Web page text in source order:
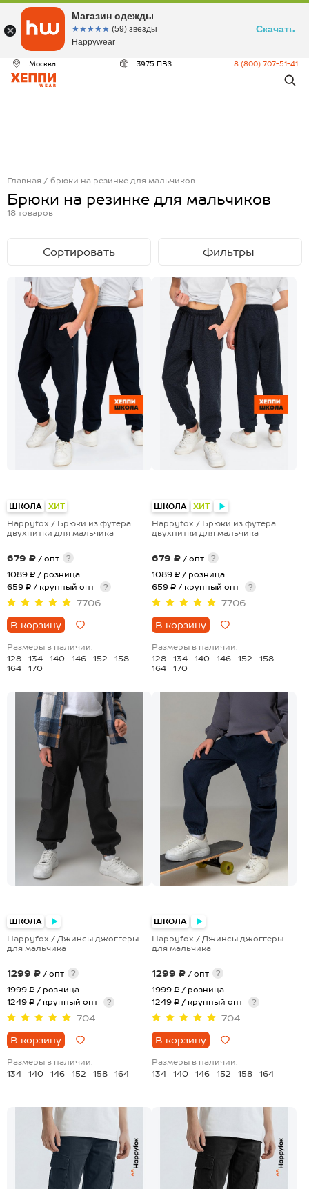
Москва 3975 ПВЗ 8 (800) 707-51-41
Главная брюки на резинке для мальчиков
Брюки на резинке для мальчиков
18 товаров
ШКОЛА ХИТ
Happyfox / Брюки из футера
двухнитки для мальчика
679 ₽ / опт
?
1089 ₽ / розница
659 ₽ / крупный опт
?
7706
В корзину
Размеры в наличии:
128
134 140 146 152
158
164
170
ШКОЛА ХИТ
Happyfox / Брюки из футера
двухнитки для мальчика
679 ₽ / опт
?
1089 ₽ / розница
659 ₽ / крупный опт
?
7706
В корзину
Размеры в наличии:
128
134 140 146 152
158
164
170
ШКОЛА
Happyfox / Джинсы джоггеры
для мальчика
1299 ₽ / опт
?
1999 ₽ / розница
1249 ₽ / крупный опт
?
704
В корзину
Размеры в наличии:
134
140 146 152 158 164
ШКОЛА
Happyfox / Джинсы джоггеры
для мальчика
1299 ₽ / опт
?
1999 ₽ / розница
1249 ₽ / крупный опт
?
704
В корзину
Размеры в наличии:
134
140 146 152 158 164
Магазин одежды
☆☆☆☆☆
★★★★★ (59) звезды
Happywear
Скачать